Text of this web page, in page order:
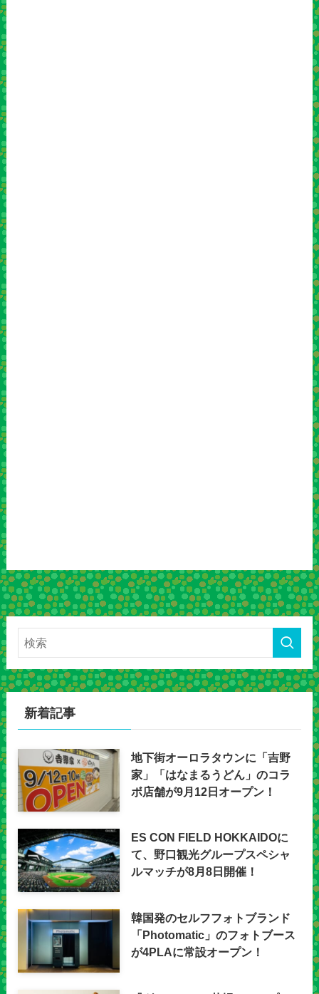
新着記事
地下街オーロラタウンに「吉野
家」「はなまるうどん」のコラ
ボ店舗が9月12日オープン！
ES CON FIELD HOKKAIDOに
て、野口観光グループスペシャ
ルマッチが8月8日開催！
韓国発のセルフフォトブランド
「Photomatic」のフォトブース
が4PLAに常設オープン！